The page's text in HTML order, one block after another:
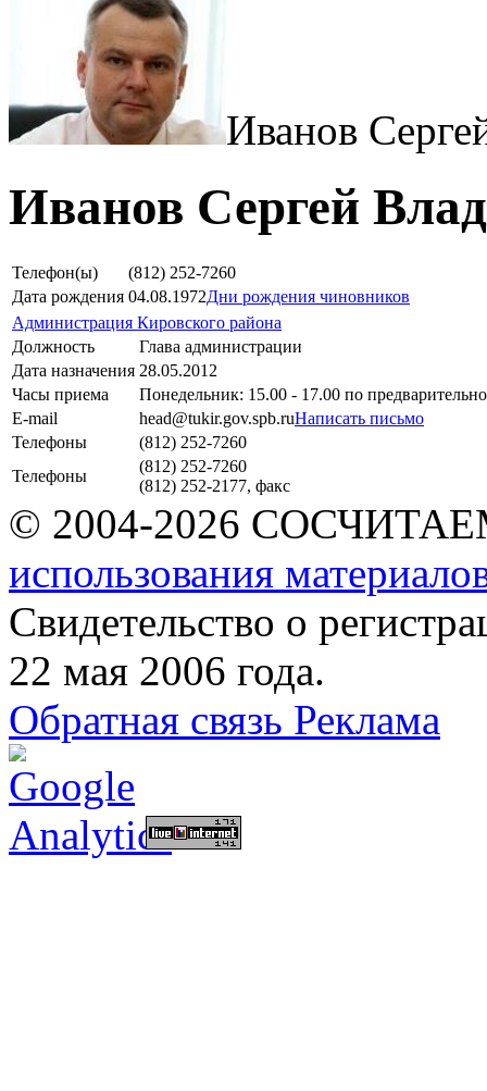
Иванов
Иванов Сергей
Телефон(ы)
(812) 252-7260
Дата рождения 04.08.1972Дни рождения чиновников
Администрация Кировского района
Должность
Глава администрации
Дата назначения 28.05.2012
Часы приема
Понедельник: 15.00 - 17.00 по
E-mail
head@tukir.gov.spb.ruНаписать письмо
Телефоны
(812) 252-7260
Телефоны
(812) 252-7260
(812) 252-2177, факс
© 2004-2026
использования
Свидетельство о
22 мая 2006 года.
Обратная связь Реклама